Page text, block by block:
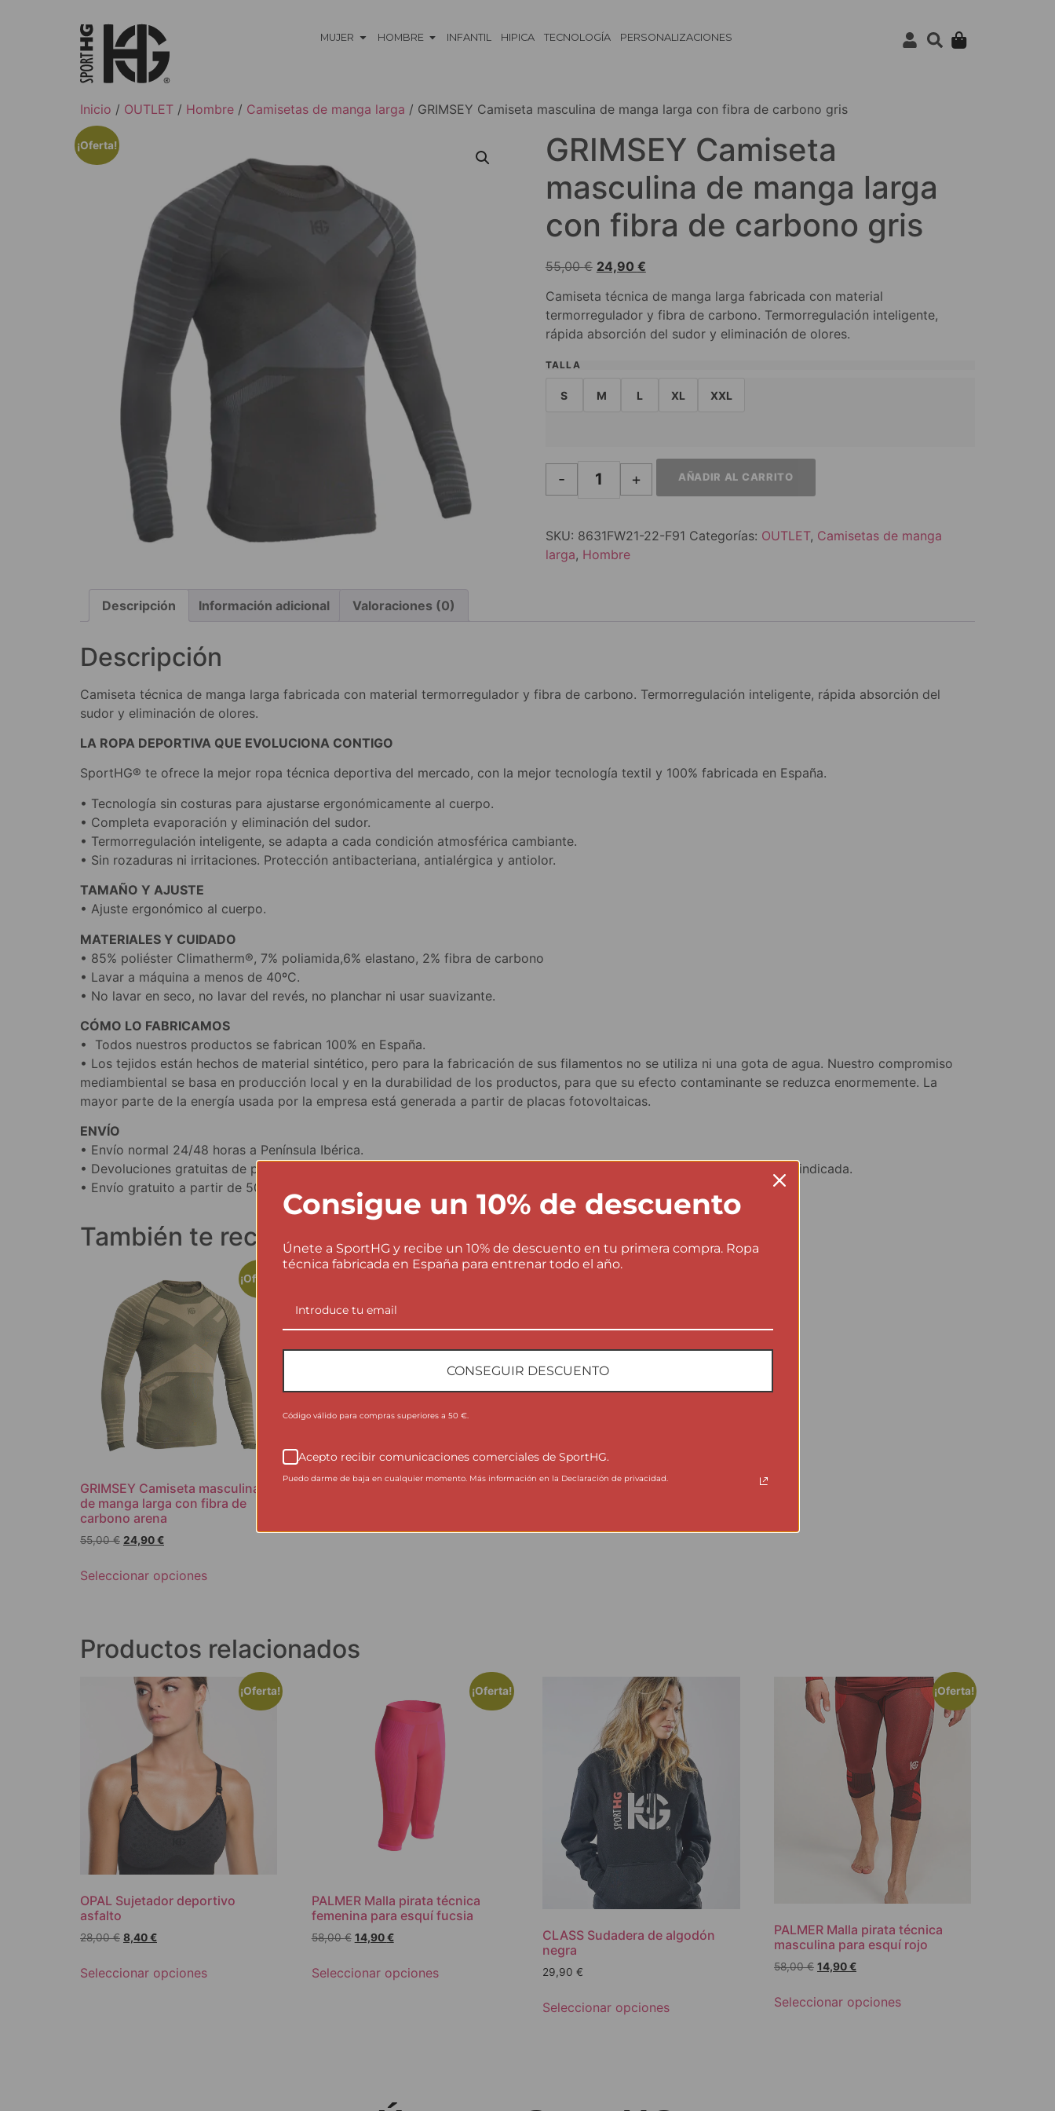
MUJER HOMBRE INFANTIL HIPICA TECNOLOGÍA PERSONALIZACIONES
Inicio / OUTLET / Hombre / Camisetas de manga larga / GRIMSEY Camiseta masculina de manga larga con fibra de carbono gris
¡Oferta!
GRIMSEY Camiseta
masculina de manga larga
con fibra de carbono gris
55,00€ 24,90 €
Camiseta técnica de manga larga fabricada con material
termorregulador y fibra de carbono. Termorregulación inteligente,
rápida absorción del sudor y eliminación de olores.
TALLA
S M L XL XXL
- + AÑADIR AL CARRITO
SKU: 8631FW21-22-F91 Categorías: OUTLET, Camisetas de manga
larga, Hombre
Descripción Información adicional Valoraciones (0)
Descripción
Camiseta técnica de manga larga fabricada con material termorregulador y fibra de carbono. Termorregulación inteligente, rápida absorción del
sudor y eliminación de olores.
LA ROPA DEPORTIVA QUE EVOLUCIONA CONTIGO
SportHG® te ofrece la mejor ropa técnica deportiva del mercado, con la mejor tecnología textil y 100% fabricada en España.
• Tecnología sin costuras para ajustarse ergonómicamente al cuerpo.
• Completa evaporación y eliminación del sudor.
• Termorregulación inteligente, se adapta a cada condición atmosférica cambiante.
• Sin rozaduras ni irritaciones. Protección antibacteriana, antialérgica y antiolor.
TAMAÑO Y AJUSTE
• Ajuste ergonómico al cuerpo.
MATERIALES Y CUIDADO
• 85% poliéster Climatherm®, 7% poliamida,6% elastano, 2% fibra de carbono
• Lavar a máquina a menos de 40ºC.
• No lavar en seco, no lavar del revés, no planchar ni usar suavizante.
CÓMO LO FABRICAMOS
• Todos nuestros productos se fabrican 100% en España.
• Los tejidos están hechos de material sintético, pero para la fabricación de sus filamentos no se utiliza ni una gota de agua. Nuestro compromiso
mediambiental se basa en producción local y en la durabilidad de los productos, para que su efecto contaminante se reduzca enormemente. La
mayor parte de la energía usada por la empresa está generada a partir de placas fotovoltaicas.
ENVÍO
• Envío normal 24/48 horas a Península Ibérica.
• Devoluciones gratuitas de pedidos completos en la dirección indicada. Devoluciones parciales por 2,95€ en dirección indicada.
• Envío gratuito a partir de 50€ en el carrito.
También te recomendamos…
¡Oferta!
GRIMSEY Camiseta masculina
de manga larga con fibra de
carbono arena
55,00€ 24,90€
Seleccionar opciones
Productos relacionados
¡Oferta!
OPAL Sujetador deportivo
asfalto
28,00€ 8,40€
Seleccionar opciones
¡Oferta!
PALMER Malla pirata técnica
femenina para esquí fucsia
58,00€ 14,90€
Seleccionar opciones
CLASS Sudadera de algodón
negra
29,90€
Seleccionar opciones
¡Oferta!
PALMER Malla pirata técnica
masculina para esquí rojo
58,00€ 14,90€
Seleccionar opciones
Consigue un 10% de descuento
Únete a SportHG y recibe un 10% de descuento en tu primera compra. Ropa
técnica fabricada en España para entrenar todo el año.
CONSEGUIR DESCUENTO
Código válido para compras superiores a 50 €.
Acepto recibir comunicaciones comerciales de SportHG.
Puedo darme de baja en cualquier momento. Más información en la Declaración de privacidad.